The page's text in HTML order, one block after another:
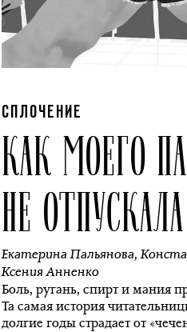
СПЛОЧЕНИЕ
КАК МОЕГО
НЕ
Екатерина Пальянова,
Ксения Анненко
Боль, ругань, спирт и мания
Та самая история
долгие годы страдает от